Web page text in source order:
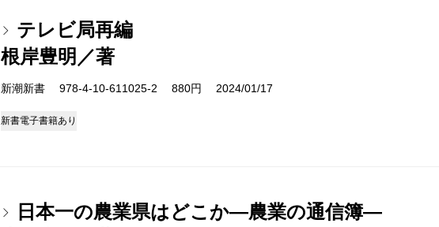
テレビ局再編
根岸豊明／著
新潮新書 978-4-10-611025-2 880円 2024/01/17
新書電子書籍あり
日本一の農業県はどこか―農業の通信簿―